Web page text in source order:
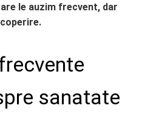
le auzim frecvent, dar
sanatate